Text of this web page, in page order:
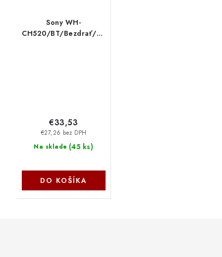
Sony WH-
CH520/BT/Bezdrať/Biela
Na sklade (45 ks)
€27,26 bez DPH
€33,53
DO KOŠÍKA